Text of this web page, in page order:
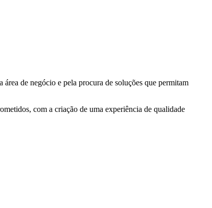
área de negócio e pela procura de soluções que permitam
com a criação de uma experiência de qualidade